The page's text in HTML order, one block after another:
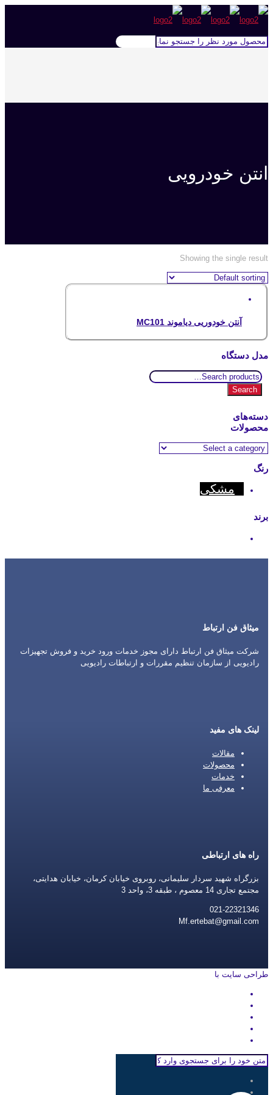
انتن خودرویی
Showing the single result
آنتن خودوریی دیاموند MC101
مدل دستگاه
Search
for:
Search
دسته‌های
محصولات
رنگ
مشکی
برند
میثاق فن ارتباط
شرکت میثاق فن ارتباط دارای مجوز خدمات ورود خرید و فروش تجهیزات
رادیویی از سازمان تنظیم مقررات و ارتباطات رادیویی
لینک های مفید
مقالات
محصولات
خدمات
معرفی ما
راه های ارتباطی
بزرگراه شهید سردار سلیمانی، روبروی خیابان کرمان، خیابان هدایتی،
مجتمع تجاری 14 معصوم ، طبقه 3، واحد 3
021-22321346
Mf.ertebat@gmail.com
طراحی سایت با